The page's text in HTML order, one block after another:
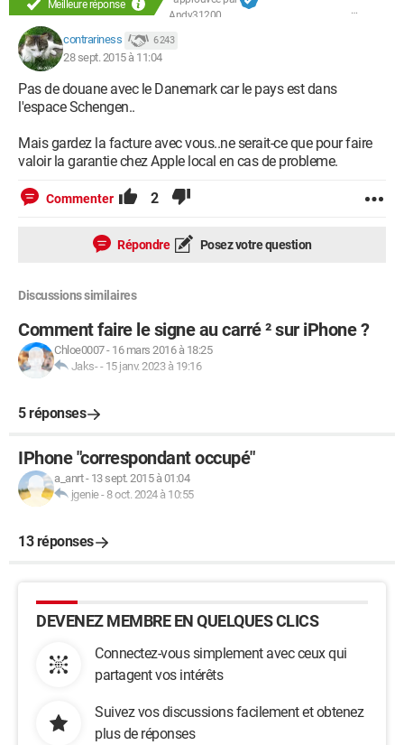
Meilleure réponse
Andy31200
contrariness 6 243
28 sept. 2015 à 11:04
Pas de douane avec le Danemark car le pays est dans
l'espace Schengen..
Mais gardez la facture avec vous..ne serait-ce que pour faire
valoir la garantie chez Apple local en cas de probleme.
Commenter 2
Répondre Posez votre question
Discussions similaires
Comment faire le signe au carré ² sur iPhone ?
Chloe0007- 16 mars 2016 à 18:25
Jaks-- 15 janv. 2023 à 19:16
5 réponses
IPhone "correspondant occupé"
a_anrt- 13 sept. 2015 à 01:04
jgenie- 8 oct. 2024 à 10:55
13 réponses
DEVENEZ MEMBRE EN QUELQUES CLICS
Connectez-vous simplement avec ceux qui
partagent vos intérêts
Suivez vos discussions facilement et obtenez
plus de réponses